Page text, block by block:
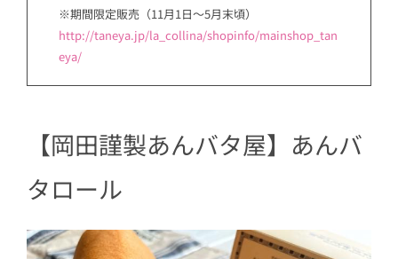
※期間限定販売（11月1日〜5月末頃）
http://taneya.jp/la_collina/shopinfo/mainshop_tan
eya/
【岡田謹製あんバタ屋】あんバ
タロール